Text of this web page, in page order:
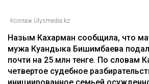
Коллаж Ulysmedia.kz
Назым Кахарман сообщила, что
мужа Куандыка Бишимбаева
почти на 25 млн тенге. По словам
четвертое судебное
инициированное семьей